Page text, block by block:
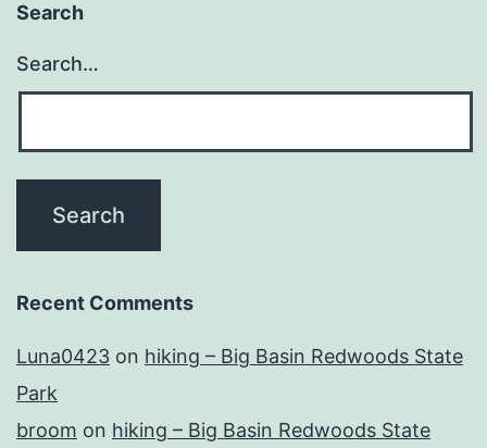
Search
Search…
Recent Comments
Luna0423 on hiking – Big Basin Redwoods State
Park
broom on hiking – Big Basin Redwoods State